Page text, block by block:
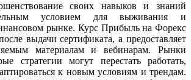
своих навыков и знаний
условием для выживания и
рынке. Курс Прибыль на Форекс
выдачи сертификата, а предоставляет
материалам и вебинарам. Рынки
стратегии могут перестать работать,
к новым условиям и трендам.